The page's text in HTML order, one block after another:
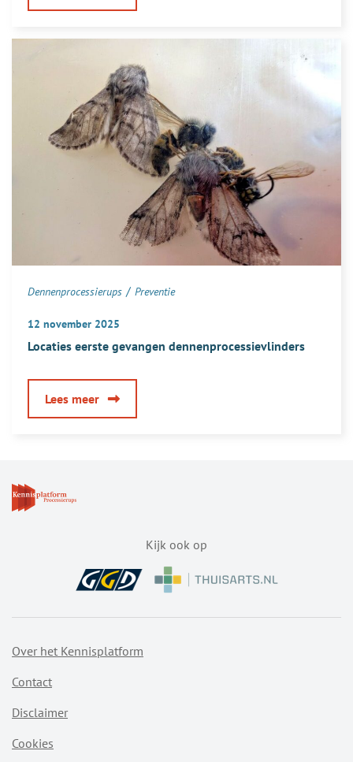
Informatieblad
parasitaire
organismen
Dennenprocessierups / Preventie
12 november 2025
Locaties eerste gevangen dennenprocessievlinders
Lees meerover
Locaties
Kijk ook op
Over het Kennisplatform
Contact
Disclaimer
Cookies